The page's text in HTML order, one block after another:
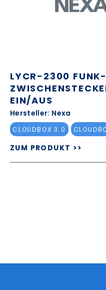
LYCR-2300 FUNK-
EIN/AUS
Hersteller: Nexa
CLOUDBOX 3.0
ZUM PRODUKT >>